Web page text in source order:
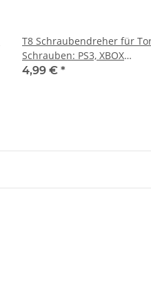
T8 Schraubendreher für
Schrauben: PS3, XBOX
(Gamepad / Controller)
4,99 € *